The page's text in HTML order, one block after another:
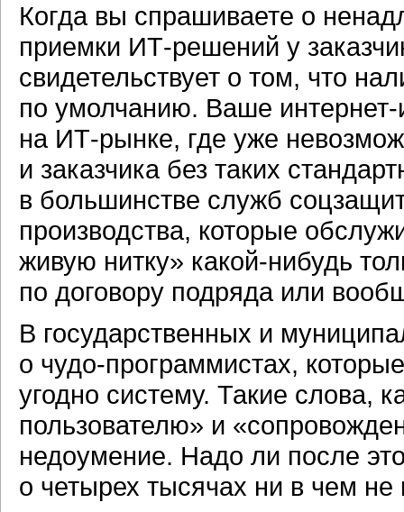
Когда вы спрашиваете о
приемки ИТ-решений у
свидетельствует о том, что
по умолчанию. Ваше
на ИТ-рынке, где уже
и заказчика без таких
в большинстве служб
производства, которые
живую нитку» какой-нибудь
по договору подряда или
В государственных и
о чудо-программистах,
угодно систему. Такие слова,
пользователю» и
недоумение. Надо ли после
о четырех тысячах ни в чем